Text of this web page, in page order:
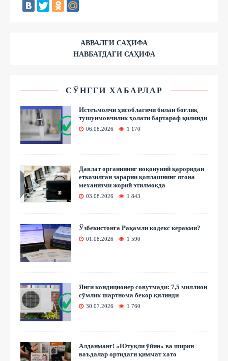
АВВАЛГИ САҲИФА
НАВБАТДАГИ САҲИФА
СЎНГГИ ХАБАРЛАР
Истеъмолчи ҳисоблагичи билан боғлиқ
тушунмовчилик ҳолати бартараф қилинди
06.08.2026 1 170
Давлат органининг ноқонуний қароридан
етказилган зарарни қоплашнинг ягона
механизми жорий этилмоқда
03.08.2026 1 843
Ўзбекистонга Рақамли кодекс керакми?
01.08.2026 1 590
Янги кондиционер совутмади: 7,5 миллион
сўмлик шартнома бекор қилинди
30.07.2026 1 760
Алданманг! «Ютуқли ўйин» ва ширин
ваъдалар ортидаги қиммат хато